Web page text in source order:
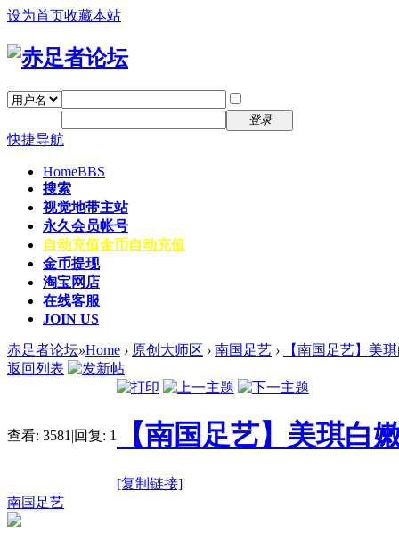
设为首页收藏本站
登录
快捷导航
HomeBBS
搜索
视觉地带主站
永久会员帐号
自动充值金币自动充值
金币提现
淘宝网店
在线客服
JOIN US
赤足者论坛»Home › 原创大师区 › 南国足艺 ›
【南国足艺】美
返回列表
查看: 3581 |回复: 1 【南国足艺】美琪白
[复制链接]
南国足艺